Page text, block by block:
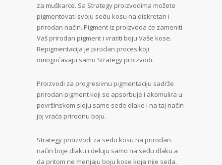
za muškarce. Sa Strategy proizvodima možete
pigmentovati svoju sedu kosu na diskretan i
prirodan način. Pigment iz proizvoda će zameniti
Vaš prirodan pigment i vratiti boju Vaše kose.
Repigmentacija je pirodan proces koji
omogoćavaju samo Strategy proizvodi.
Proizvodi za progresivnu pigmentaciju sadrže
prirodan pigment koji se apsorbuje i akomulira u
površinskom sloju same sede dlake i na taj način
joj vraća prirodnu boju.
Strategy proizvodi za sedu kosu na prirodan
način boje dlaku i deluju samo na sedu dlaku a
da pritom ne menjaju boju kose koja nije seda.